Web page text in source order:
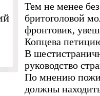
Тем не менее
бритоголовой
фронтовик,
Копцева
В
руководство
По мнению
должны